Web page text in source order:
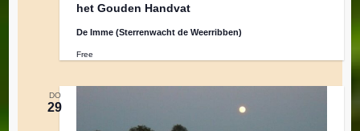
het Gouden Handvat
De Imme (Sterrenwacht de Weerribben)
Free
DO
29